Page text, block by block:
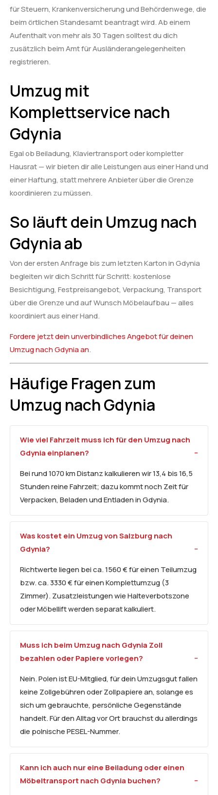
für Steuern, Krankenversicherung und Behördenwege, die
beim örtlichen Standesamt beantragt wird. Ab einem
Aufenthalt von mehr als 30 Tagen solltest du dich
zusätzlich beim Amt für Ausländerangelegenheiten
registrieren.
Umzug mit
Komplettservice nach
Gdynia
Egal ob Beiladung, Klaviertransport oder kompletter
Hausrat — wir bieten dir alle Leistungen aus einer Hand und
einer Haftung, statt mehrere Anbieter über die Grenze
koordinieren zu müssen.
So läuft dein Umzug nach
Gdynia ab
Von der ersten Anfrage bis zum letzten Karton in Gdynia
begleiten wir dich Schritt für Schritt: kostenlose
Besichtigung, Festpreisangebot, Verpackung, Transport
über die Grenze und auf Wunsch Möbelaufbau — alles
koordiniert aus einer Hand.
Fordere jetzt dein unverbindliches Angebot für deinen
Umzug nach Gdynia an.
Häufige Fragen zum
Umzug nach Gdynia
Wie viel Fahrzeit muss ich für den Umzug nach
Gdynia einplanen?
Bei rund 1070 km Distanz kalkulieren wir 13,4 bis 16,5
Stunden reine Fahrzeit; dazu kommt noch Zeit für
Verpacken, Beladen und Entladen in Gdynia.
Was kostet ein Umzug von Salzburg nach
Gdynia?
Richtwerte liegen bei ca. 1560 € für einen Teilumzug
bzw. ca. 3330 € für einen Komplettumzug (3
Zimmer). Zusatzleistungen wie Halteverbotszone
oder Möbellift werden separat kalkuliert.
Muss ich beim Umzug nach Gdynia Zoll
bezahlen oder Papiere vorlegen?
Nein. Polen ist EU-Mitglied, für dein Umzugsgut fallen
keine Zollgebühren oder Zollpapiere an, solange es
sich um gebrauchte, persönliche Gegenstände
handelt. Für den Alltag vor Ort brauchst du allerdings
die polnische PESEL-Nummer.
Kann ich auch nur eine Beiladung oder einen
Möbeltransport nach Gdynia buchen?